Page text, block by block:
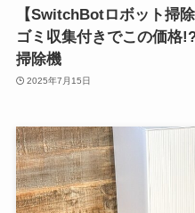
【SwitchBotロボット掃
ゴミ収集付きでこの価格
掃除機
2025年7月15日